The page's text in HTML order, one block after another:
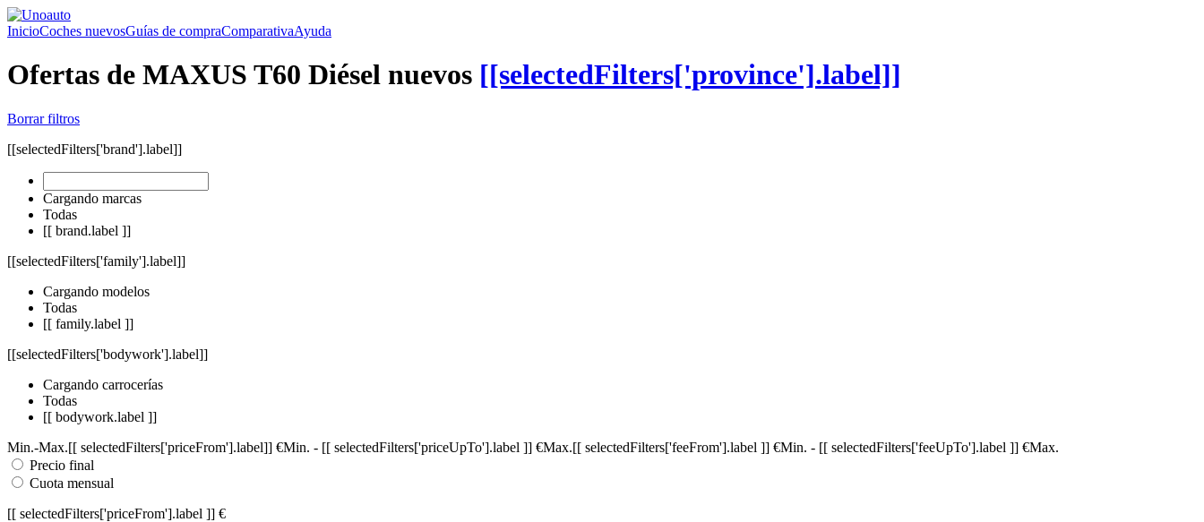
InicioCoches nuevosGuías de compraComparativaAyuda
Ofertas de MAXUS T60 Diésel nuevos [[selectedFilters['province'].label]]
Borrar filtros
[[selectedFilters['brand'].label]]
Cargando marcas
Todas
[[ brand.label ]]
[[selectedFilters['family'].label]]
Cargando modelos
Todas
[[ family.label ]]
[[selectedFilters['bodywork'].label]]
Cargando carrocerías
Todas
[[ bodywork.label ]]
Min.-Max.[[ selectedFilters['priceFrom'].label]] €Min. - [[ selectedFilters['priceUpTo'].label ]] €Max.[[ selectedFilters['feeFrom'].label ]] €Min. - [[ selectedFilters['feeUpTo'].label ]] €Max.
Precio final
Cuota mensual
[[ selectedFilters['priceFrom'].label ]] €